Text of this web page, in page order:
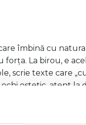
îmbină cu
forța. La birou, e
scrie texte care
estetic, atent la
trebuie, ci pentru
a orașului, dar și o